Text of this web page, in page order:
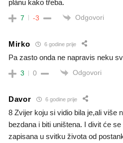
plánu kako třeba.
7 -3 Odgovori
Mirko 6 godine prije
Pa zasto onda ne napravis neku
3 0 Odgovori
Davor 6 godine prije
8 Zvijer koju si vidio bila je,ali više
bezdana i biti uništena. I divit će
zapisana u svitku života od